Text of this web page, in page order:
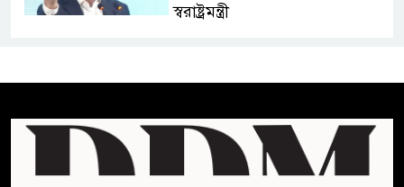
স্বরাষ্ট্রমন্ত্রী
শেখ হাসিনার বক্তব্য প্রচার করলেই
ব্যবস্থা নিবে সরকার : প্রধানমন্ত্রীর